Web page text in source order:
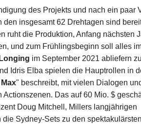
des Projekts und nach ein paar
den insgesamt 62 Drehtagen sind
ruht die Produktion, Anfang nächsten
und zum Frühlingsbeginn soll alles
im September 2021 abliefern
Idris Elba spielen die Hauptrollen in
Max" beschreibt, mit vielen Dialogen
Das auf 60 Mio. $
Doug Mitchell, Millers langjährigen
die Sydney-Sets zu den